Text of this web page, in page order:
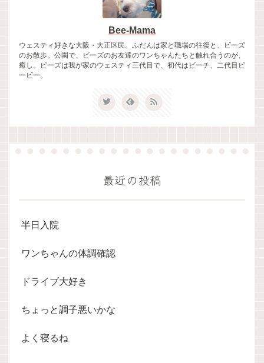
Bee-Mama
ウェスティ好きな大阪・大正区民。ふだんは家と職場の往復と、ビーズ
のお散歩。公園で、ビーズのお友達のワンちゃんたちと触れ合うのが、
癒し。ビーズは我が家のウェスティ三代目で、初代はビーチ、二代目ビ
ービー。
最近の投稿
半日入院
ワンちゃんの体調確認
ドライブ大好き
ちょっと調子悪いかな
よく寝るね